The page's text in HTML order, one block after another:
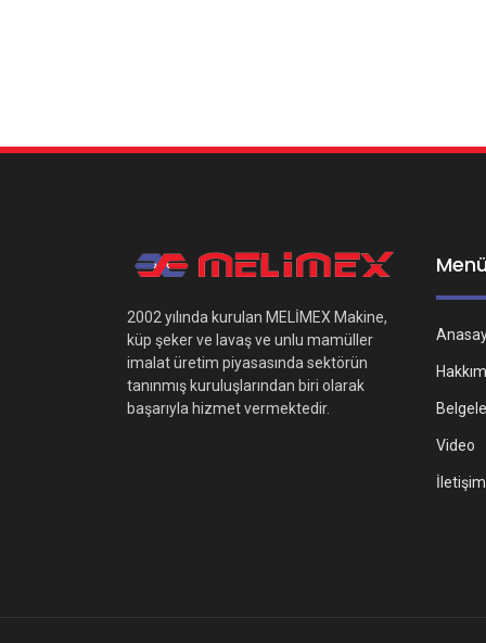
2002 yılında kurulan MELİMEX Makine,
küp şeker ve lavaş ve unlu mamüller
imalat üretim piyasasında sektörün
tanınmış kuruluşlarından biri olarak
başarıyla hizmet vermektedir.
Video
İletişim